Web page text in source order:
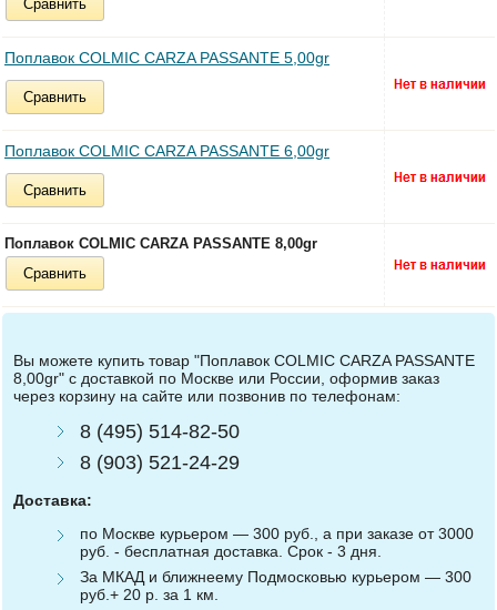
Сравнить
Поплавок COLMIC CARZA PASSANTE 5,00gr
Сравнить
Поплавок COLMIC CARZA PASSANTE 6,00gr
Сравнить
Поплавок COLMIC CARZA PASSANTE 8,00gr
Сравнить
Вы можете купить товар "Поплавок COLMIC CARZA PASSANTE
8,00gr" с доставкой по Москве или России, оформив заказ
через корзину на сайте или позвонив по телефонам:
8 (495) 514-82-50
8 (903) 521-24-29
Доставка:
по Москве курьером — 300 руб., а при заказе от 3000
руб. - бесплатная доставка. Срок - 3 дня.
За МКАД и ближнеему Подмосковью курьером — 300
руб.+ 20 р. за 1 км.